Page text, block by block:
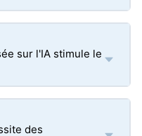
sur l'IA stimule le
des